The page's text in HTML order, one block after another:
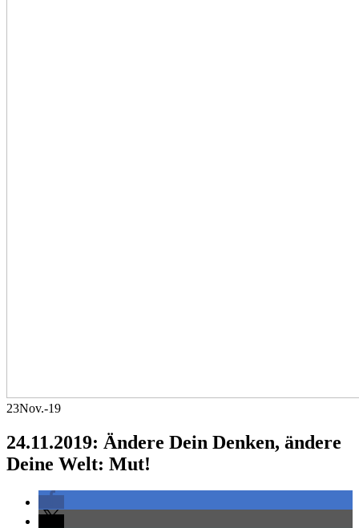
23Nov.-19
24.11.2019: Ändere Dein Denken, ändere
Deine Welt: Mut!